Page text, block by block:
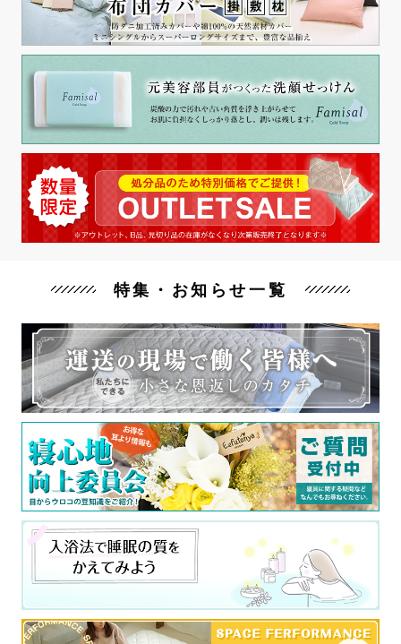
特集・お知らせ一覧